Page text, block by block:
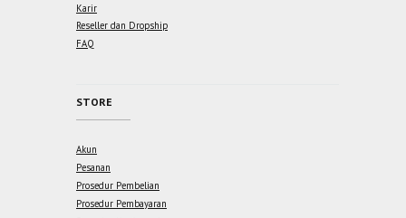
Karir
Reseller dan Dropship
FAQ
STORE
Akun
Pesanan
Prosedur Pembelian
Prosedur Pembayaran